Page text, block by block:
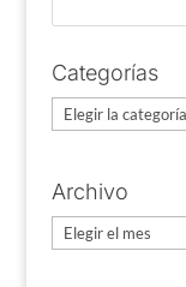
Categorías
Categorías
Archivo
Archivo